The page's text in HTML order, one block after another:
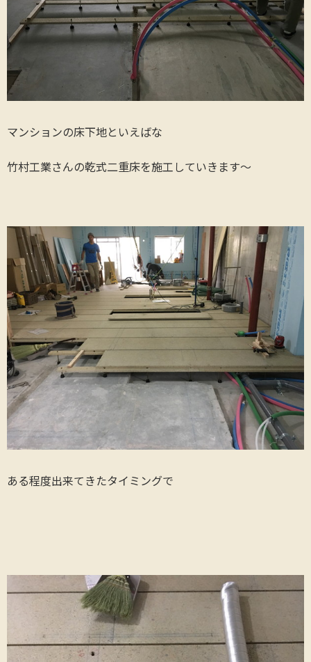
マンションの床下地といえばな
竹村工業さんの乾式二重床を施工していきます〜
ある程度出来てきたタイミングで